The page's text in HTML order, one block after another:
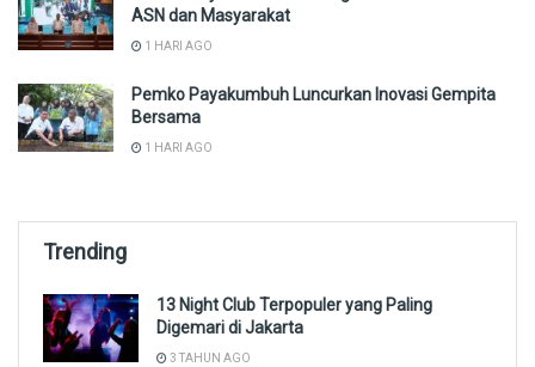
ASN dan Masyarakat
1 HARI AGO
Pemko Payakumbuh Luncurkan Inovasi Gempita
Bersama
1 HARI AGO
Trending
13 Night Club Terpopuler yang Paling
Digemari di Jakarta
3 TAHUN AGO